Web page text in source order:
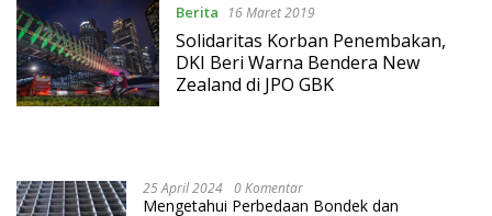
Berita 16 Maret 2019
Solidaritas Korban Penembakan,
DKI Beri Warna Bendera New
Zealand di JPO GBK
25 April 2024 0 Komentar
Mengetahui Perbedaan Bondek dan